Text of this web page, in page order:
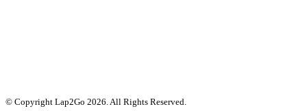
© Copyright Lap2Go 2026. All Rights Reserved.